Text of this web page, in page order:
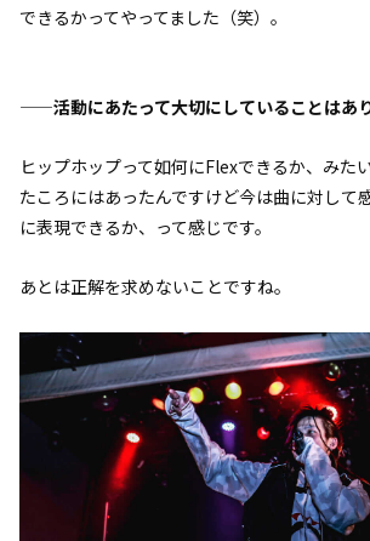
できるかってやってました（笑）。
——活動にあたって大切にしていることはあ
ヒップホップって如何にFlexできるか、みた
たころにはあったんですけど今は曲に対して
に表現できるか、って感じです。
あとは正解を求めないことですね。